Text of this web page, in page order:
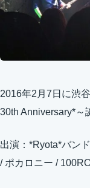
2016年2月7日 に渋
30th Anniversary*～
出演：*Ryota*バン
/ ポカロニー /